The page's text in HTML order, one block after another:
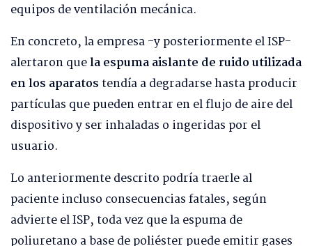
equipos de ventilación mecánica.
En concreto, la empresa -y posteriormente el ISP-
alertaron quela espuma aislante de ruido utilizada
en los aparatostendía a degradarse hasta producir
partículas que pueden entrar en el flujo de aire del
dispositivo y ser inhaladas o ingeridas por el
usuario.
Lo anteriormente descrito podría traerle al
paciente incluso consecuencias fatales, según
advierte el ISP, toda vez que la espuma de
poliuretano a base de poliéster puede emitir gases